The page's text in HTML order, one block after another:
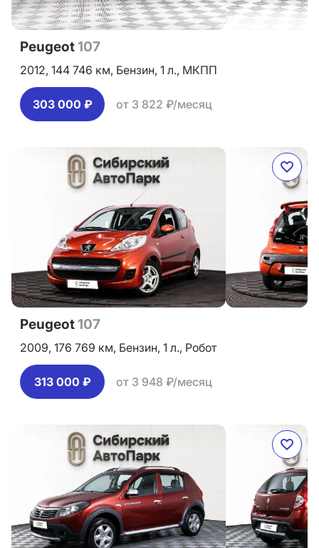
Peugeot107
2012, 144 746 км, Бензин, 1 л., МКПП
303 000 ₽ от 3 822 ₽/месяц
Peugeot107
2009, 176 769 км, Бензин, 1 л., Робот
313 000 ₽ от 3 948 ₽/месяц